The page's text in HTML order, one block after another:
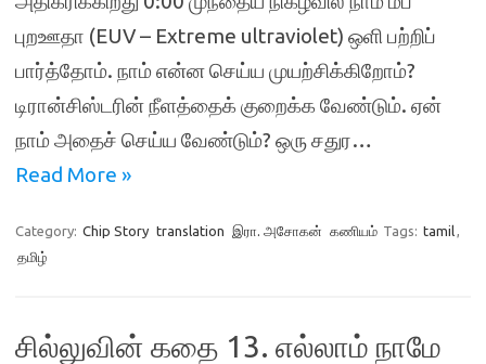
புறஊதா (EUV – Extreme ultraviolet) ஒளி பற்றிப்
பார்த்தோம். நாம் என்ன செய்ய முயற்சிக்கிறோம்?
டிரான்சிஸ்டரின் நீளத்தைக் குறைக்க வேண்டும். ஏன்
நாம் அதைச் செய்ய வேண்டும்? ஒரு சதுர…
Read More »
Category: Chip Story translation இரா. அசோகன் கணியம் Tags: tamil,
தமிழ்
சில்லுவின் கதை 13. எல்லாம் நாமே